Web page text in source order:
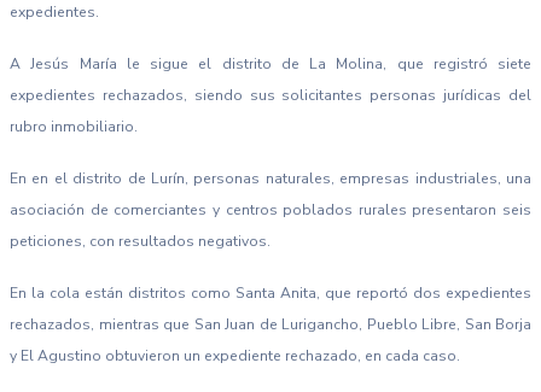
expedientes.
A Jesús María le sigue el distrito de La Molina, que registró siete
expedientes rechazados, siendo sus solicitantes personas jurídicas del
rubro inmobiliario.
En en el distrito de Lurín, personas naturales, empresas industriales, una
asociación de comerciantes y centros poblados rurales presentaron seis
peticiones, con resultados negativos.
En la cola están distritos como Santa Anita, que reportó dos expedientes
rechazados, mientras que San Juan de Lurigancho, Pueblo Libre, San Borja
y El Agustino obtuvieron un expediente rechazado, en cada caso.